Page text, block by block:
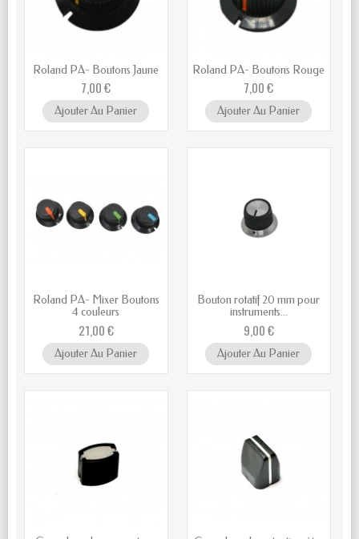
Roland PA- Boutons Jaune
7,00 €
Ajouter Au Panier
Roland PA- Boutons Rouge
7,00 €
Ajouter Au Panier
Roland PA- Mixer Boutons
4 couleurs
21,00 €
Ajouter Au Panier
Bouton rotatif 20 mm pour
instruments...
9,00 €
Ajouter Au Panier